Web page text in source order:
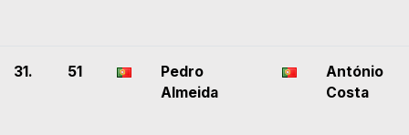
31. 51
Pedro
Almeida
António
Costa